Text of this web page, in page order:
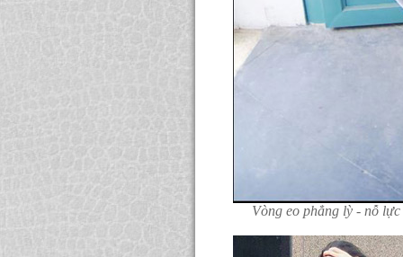
Vòng eo phẳng lỳ - nỗ